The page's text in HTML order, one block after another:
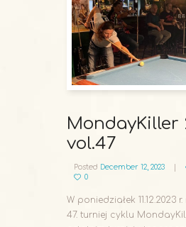
MondayKiller
vol.47
Posted December 12, 2023
0
W poniedziałek 11.12.2023
47. turniej cyklu